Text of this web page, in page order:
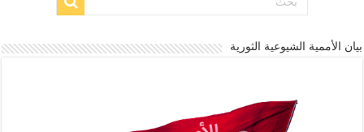
بيان الأممية الشيوعية الثورية